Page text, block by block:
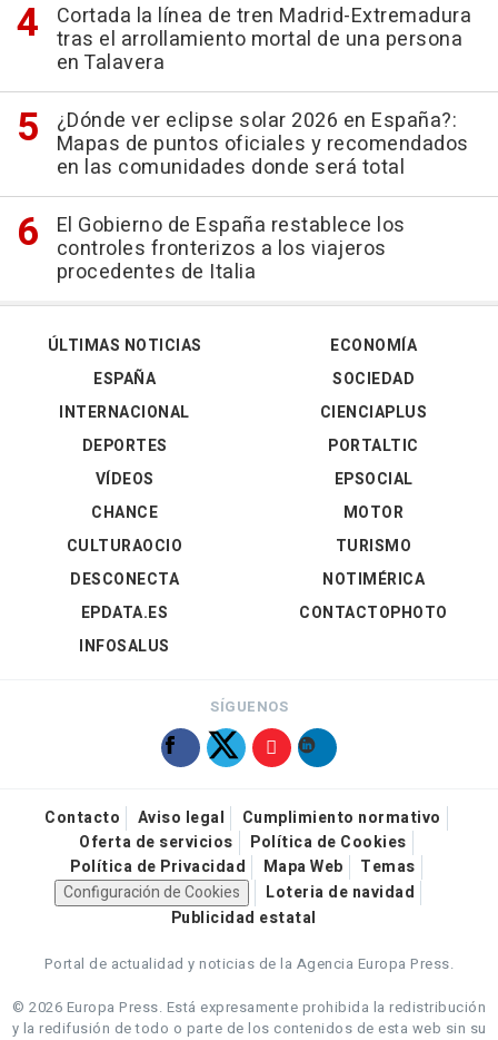
Cortada la línea de tren Madrid-Extremadura
tras el arrollamiento mortal de una persona
en Talavera
¿Dónde ver eclipse solar 2026 en España?:
Mapas de puntos oficiales y recomendados
en las comunidades donde será total
El Gobierno de España restablece los
controles fronterizos a los viajeros
procedentes de Italia
ÚLTIMAS NOTICIAS
ESPAÑA
INTERNACIONAL
DEPORTES
VÍDEOS
ECONOMÍA
SOCIEDAD
CIENCIAPLUS
PORTALTIC
EPSOCIAL
CHANCE
CULTURAOCIO
DESCONECTA
EPDATA.ES
INFOSALUS
MOTOR
TURISMO
NOTIMÉRICA
CONTACTOPHOTO
SÍGUENOS
Contacto Aviso legal
Cumplimiento normativo
Oferta de servicios
Política de Cookies
Política de Privacidad
Mapa Web
Temas
Configuración de Cookies
Loteria de navidad
Publicidad estatal
Portal de actualidad y noticias de la Agencia Europa Press.
© 2026 Europa Press. Está expresamente prohibida la redistribución
y la redifusión de todo o parte de los contenidos de esta web sin su